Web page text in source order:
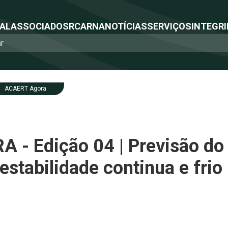
ASSOCIADOSRCARNANOTÍCIASSERVIÇOS
ACAERT Agora
- Edição 04 | Previsão
continua e